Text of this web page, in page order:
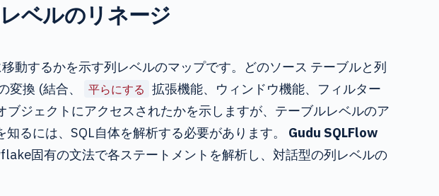
ベルのリネージ
するかを示す列レベルのマップです。どのソース テーブルと列
変換 (結合、
平らにする 拡張機能、ウィンドウ機能、フィルター
ブジェクトにアクセスされたかを示しますが、テーブルレベルのア
るには、SQL自体を解析する必要があります。 Gudu SQLFlow
固有の文法で各ステートメントを解析し、対話型の列レベルの